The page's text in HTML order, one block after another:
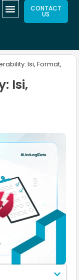
CONTACT
US
Isi, Format,
Isi,